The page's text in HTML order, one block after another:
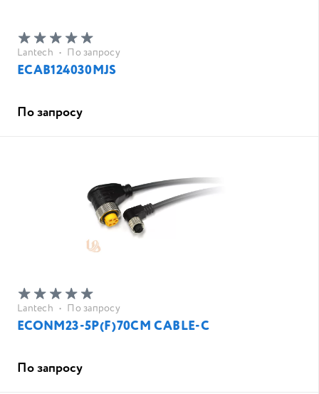
Lantech • По запросу
ECAB124030MJS
По запросу
Lantech • По запросу
ECONM23-5P(F)70CM CABLE-C
По запросу